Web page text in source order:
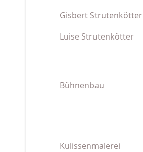
Gisbert Strutenkötter
Luise Strutenkötter
Bühnenbau
Kulissenmalerei